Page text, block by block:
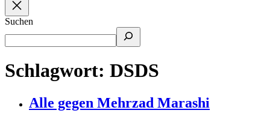
Suchen
Schlagwort: DSDS
Alle gegen Mehrzad Marashi